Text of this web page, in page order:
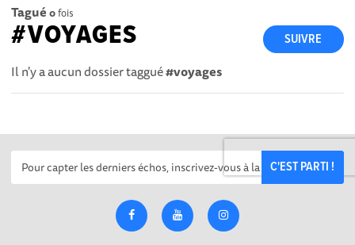
Tagué 0fois
SUIVRE
#VOYAGES
Il n'y a aucun dossier taggué#voyages
C'EST PARTI !